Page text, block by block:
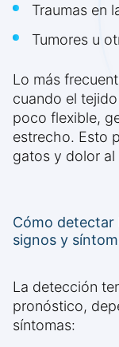
Traumas en
Tumores u
Lo más
cuando el
poco flexible,
estrecho. Esto
gatos y dolor
Cómo detectar
signos y
La detección
pronóstico,
síntomas: